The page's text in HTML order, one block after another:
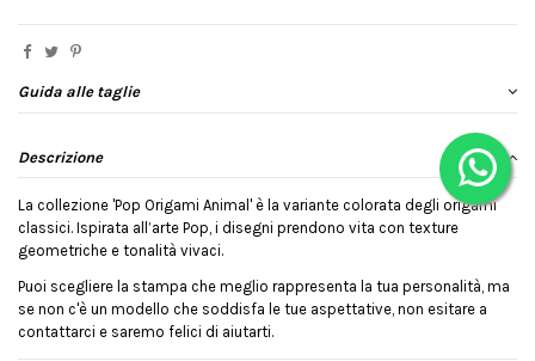
Guida alle taglie
Descrizione
La collezione 'Pop Origami Animal' è la variante colorata degli origami
classici. Ispirata all’arte Pop, i disegni prendono vita con texture
geometriche e tonalità vivaci.
Puoi scegliere la stampa che meglio rappresenta la tua personalità, ma
se non c'è un modello che soddisfa le tue aspettative, non esitare a
contattarci e saremo felici di aiutarti.